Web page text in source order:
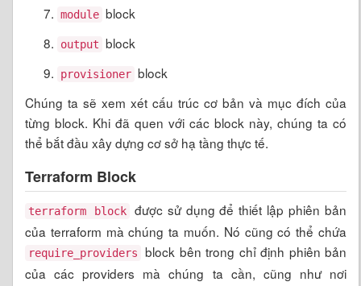
module block
output block
provisioner block
Chúng ta sẽ xem xét cấu trúc cơ bản và mục đích của
từng block. Khi đã quen với các block này, chúng ta có
thể bắt đầu xây dựng cơ sở hạ tầng thực tế.
Terraform Block
terraform block
được sử dụng để thiết lập phiên bản
của terraform mà chúng ta muốn. Nó cũng có thể chứa
require_providers
block bên trong chỉ định phiên bản
của các providers mà chúng ta cần, cũng như nơi